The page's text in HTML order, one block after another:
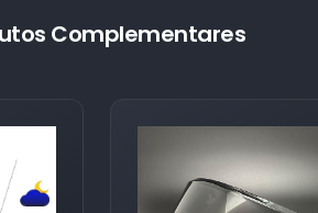
Complementares